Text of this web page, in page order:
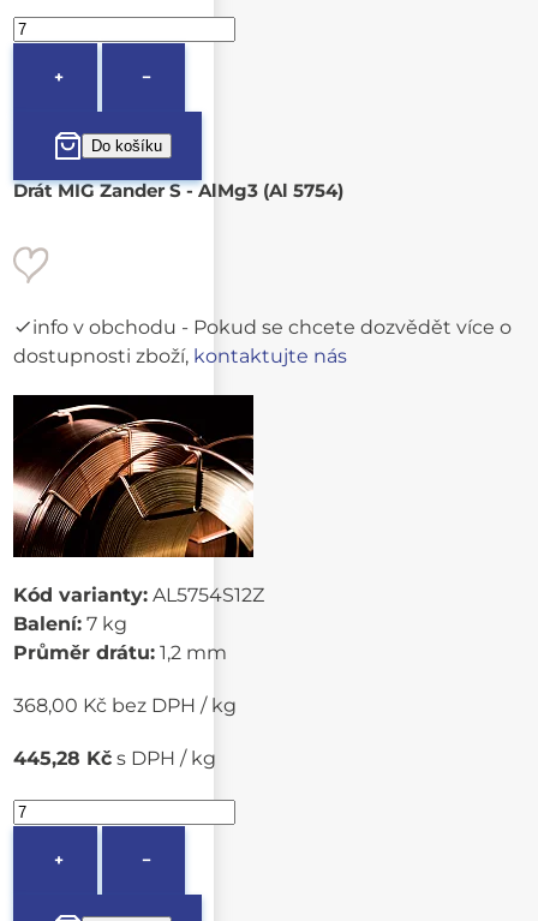
+ −
Drát MIG Zander S - AlMg3 (Al 5754)
info v obchodu - Pokud se chcete dozvědět více o
dostupnosti zboží, kontaktujte nás
Kód varianty: AL5754S12Z
Balení: 7 kg
Průměr drátu: 1,2 mm
368,00 Kč bez DPH / kg
445,28 Kč s DPH / kg
+ −